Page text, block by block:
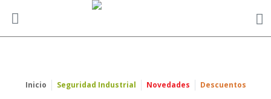
Inicio Seguridad Industrial Novedades Descuentos